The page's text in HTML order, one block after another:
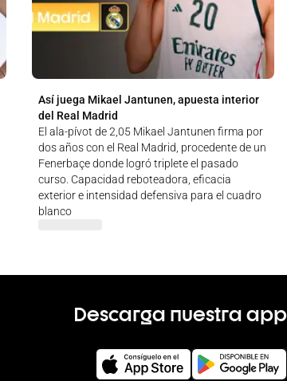
Así juega Mikael Jantunen, apuesta interior
del Real Madrid
El ala-pívot de 2,05 Mikael Jantunen firma por
dos años con el Real Madrid, procedente de un
Fenerbaçe donde logró triplete el pasado
curso. Capacidad reboteadora, eficacia
exterior e intensidad defensiva para el cuadro
blanco
Descarga nuestra app